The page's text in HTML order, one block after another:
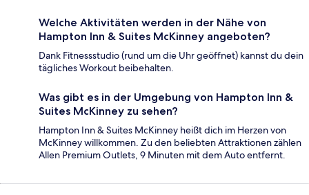
Welche Aktivitäten werden in der Nähe von
Hampton Inn & Suites McKinney angeboten?
Dank Fitnessstudio (rund um die Uhr geöffnet) kannst du dein
tägliches Workout beibehalten.
Was gibt es in der Umgebung von Hampton Inn &
Suites McKinney zu sehen?
Hampton Inn & Suites McKinney heißt dich im Herzen von
McKinney willkommen. Zu den beliebten Attraktionen zählen
Allen Premium Outlets, 9 Minuten mit dem Auto entfernt.